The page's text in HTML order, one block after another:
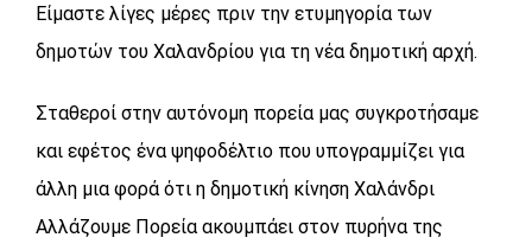
Είμαστε λίγες μέρες πριν την ετυμηγορία των
δημοτών του Χαλανδρίου για τη νέα δημοτική αρχή.
Σταθεροί στην αυτόνομη πορεία μας συγκροτήσαμε
και εφέτος ένα ψηφοδέλτιο που υπογραμμίζει για
άλλη μια φορά ότι η δημοτική κίνηση Χαλάνδρι
Αλλάζουμε Πορεία ακουμπάει στον πυρήνα της